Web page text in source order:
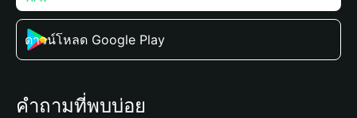
ดาวน์โหลด Google Play
คำถามที่พบบ่อย